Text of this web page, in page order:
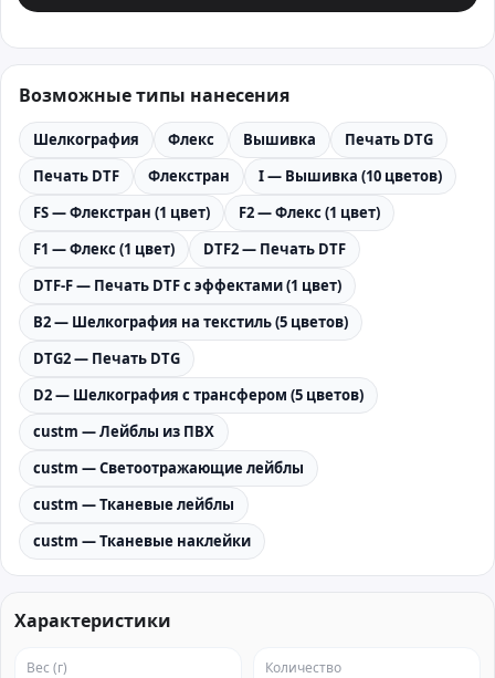
Возможные типы нанесения
Шелкография Флекс Вышивка
Печать DTG
Печать DTF
Флекстран
I — Вышивка (10 цветов)
FS — Флекстран (1 цвет)
F2 — Флекс (1 цвет)
F1 — Флекс (1 цвет)
DTF2 — Печать DTF
DTF-F — Печать DTF с эффектами (1 цвет)
B2 — Шелкография на текстиль (5 цветов)
DTG2 — Печать DTG
D2 — Шелкография с трансфером (5 цветов)
custm — Лейблы из ПВХ
custm — Светоотражающие лейблы
custm — Тканевые лейблы
custm — Тканевые наклейки
Характеристики
Вес (г) Количество